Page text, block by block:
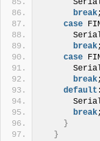
break;
case
break;
case
break;
default :
break;
}
}